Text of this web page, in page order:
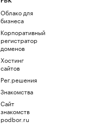
Облако для
бизнеса
Корпоративный
регистратор
доменов
Хостинг
сайтов
Рег.решения
Знакомства
Сайт
знакомств
podbor.ru